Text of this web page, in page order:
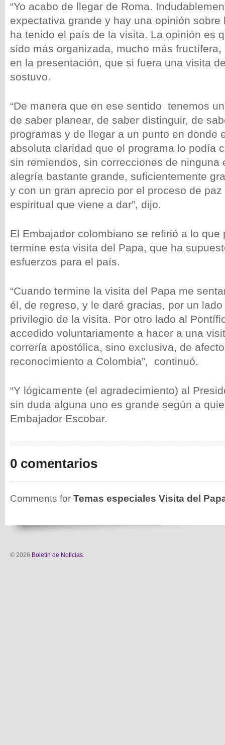
“Yo acabo de llegar de Roma.
expectativa grande y hay una opinión sobre
ha tenido el país de la visita. La opinión es
sido más organizada, mucho más
en la presentación, que si fuera una visita
sostuvo.
“De manera que en ese sentido tenemos
de saber planear, de saber distinguir, de
programas y de llegar a un punto en donde
absoluta claridad que el programa lo podía
sin remiendos, sin correcciones de ninguna
alegría bastante grande, suficientemente
y con un gran aprecio por el proceso de
espiritual que viene a dar”, dijo.
El Embajador colombiano se refirió a lo que
termine esta visita del Papa, que ha
esfuerzos para el país.
“Cuando termine la visita del Papa me
él, de regreso, y le daré gracias, por un
privilegio de la visita. Por otro lado al
accedido voluntariamente a hacer a una
correría apostólica, sino exclusiva, de
reconocimiento a Colombia”, continuó.
“Y lógicamente (el agradecimiento) al
sin duda alguna uno es grande según a
Embajador Escobar.
0 comentarios
Comments for Temas especiales Visita del
© 2026 Boletin de Noticias.